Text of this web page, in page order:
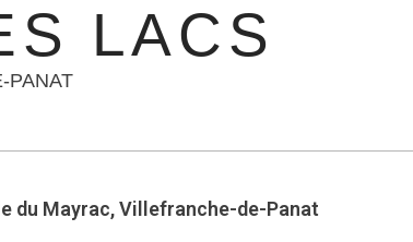
LACS
PANAT
du Mayrac, Villefranche-de-Panat